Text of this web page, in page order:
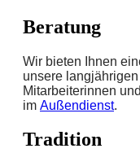
Beratung
Wir bieten Ihnen
unsere
Mitarbeiterinnen
im Außendienst.
Tradition